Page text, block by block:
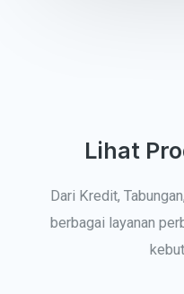
Lihat
Dari Kredit,
berbagai layanan